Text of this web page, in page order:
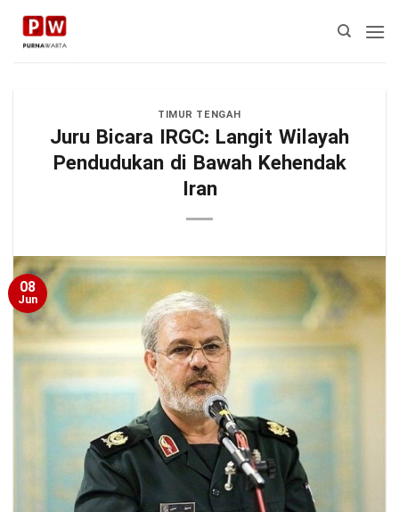
Skip
content
TIMUR TENGAH
Juru Bicara IRGC: Langit Wilayah
Pendudukan di Bawah Kehendak
Iran
08
Jun